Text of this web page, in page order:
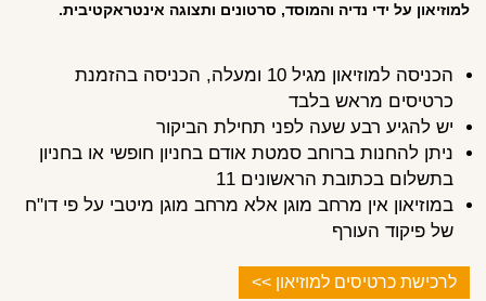
למוזיאון על ידי נדיה והמוסד, סרטונים ותצוגה אינטראקטיבית.
הכניסה למוזיאון מגיל 10 ומעלה, הכניסה בהזמנת
כרטיסים מראש בלבד
יש להגיע רבע שעה לפני תחילת הביקור
ניתן להחנות ברוחב סמטת אודם בחניון חופשי או בחניון
בתשלום בכתובת הראשונים 11
במוזיאון אין מרחב מוגן אלא מרחב מוגן מיטבי על פי דו"ח
של פיקוד העורף
לרכישת כרטיסים למוזיאון >>